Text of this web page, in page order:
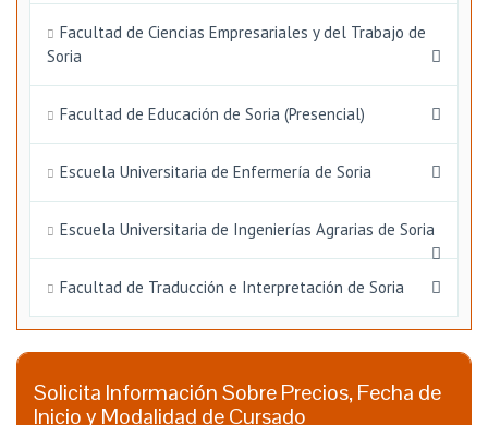
Facultad de Ciencias Empresariales y del Trabajo de
Soria
Facultad de Educación de Soria (Presencial)
Escuela Universitaria de Enfermería de Soria
Escuela Universitaria de Ingenierías Agrarias de Soria
Facultad de Traducción e Interpretación de Soria
Solicita Información Sobre Precios, Fecha de
Inicio y Modalidad de Cursado